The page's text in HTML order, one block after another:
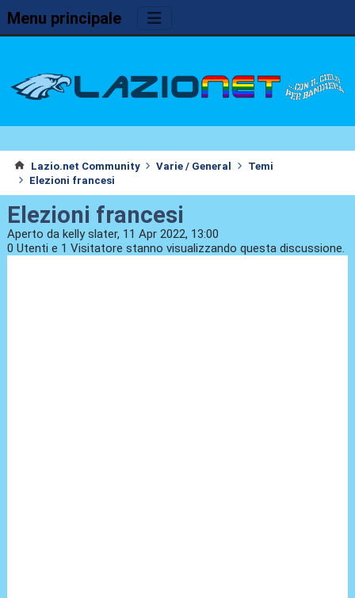
Menu principale
Lazio.net Community Varie / General
Temi
Elezioni francesi
Elezioni francesi
Aperto da kelly slater, 11 Apr 2022, 13:00
0 Utenti e 1 Visitatore stanno visualizzando questa discussione.